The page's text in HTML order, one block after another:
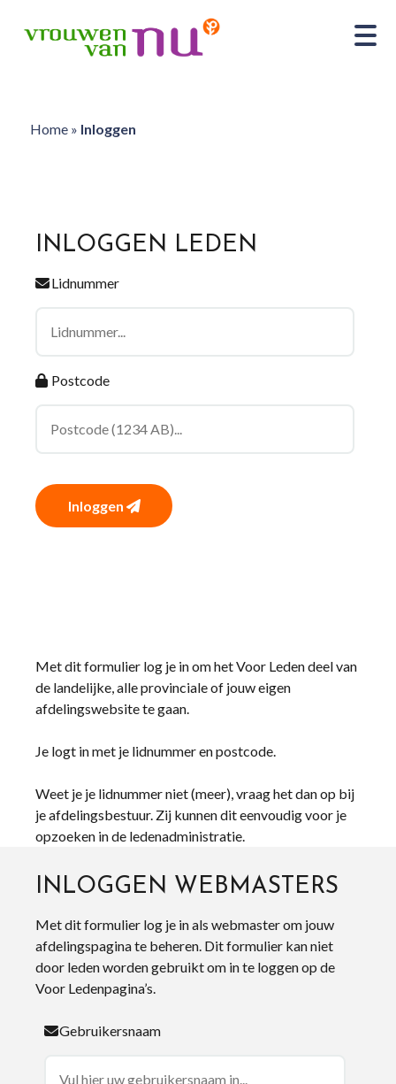
Home» Inloggen
INLOGGEN LEDEN
Lidnummer
Postcode
Inloggen
Met dit formulier log je in om het Voor Leden deel van
de landelijke, alle provinciale of jouw eigen
afdelingswebsite te gaan.
Je logt in met je lidnummer en postcode.
Weet je je lidnummer niet (meer), vraag het dan op bij
je afdelingsbestuur. Zij kunnen dit eenvoudig voor je
opzoeken in de ledenadministratie.
INLOGGEN WEBMASTERS
Met dit formulier log je in als webmaster om jouw
afdelingspagina te beheren. Dit formulier kan niet
door leden worden gebruikt om in te loggen op de
Voor Ledenpagina’s.
Gebruikersnaam